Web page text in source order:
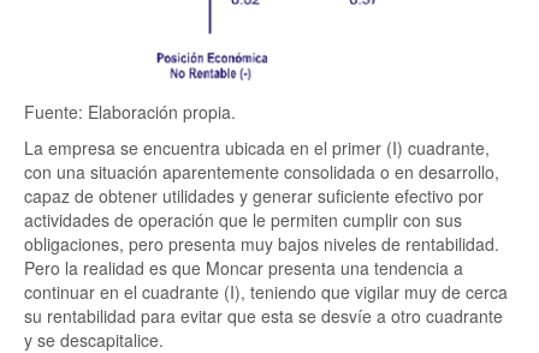
Fuente: Elaboración propia.
La empresa se encuentra ubicada en el primer (I) cuadrante,
con una situación aparentemente consolidada o en desarrollo,
capaz de obtener utilidades y generar suficiente efectivo por
actividades de operación que le permiten cumplir con sus
obligaciones, pero presenta muy bajos niveles de rentabilidad.
Pero la realidad es que Moncar presenta una tendencia a
continuar en el cuadrante (I), teniendo que vigilar muy de cerca
su rentabilidad para evitar que esta se desvíe a otro cuadrante
y se descapitalice.